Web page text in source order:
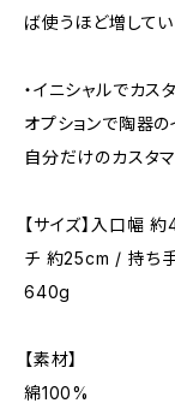
ば使うほど増してい
・イニシャルでカス
オプションで陶器の
自分だけのカスタ
【サイズ】入口幅
チ 約25cm / 持ち
640g
【素材】
綿100%